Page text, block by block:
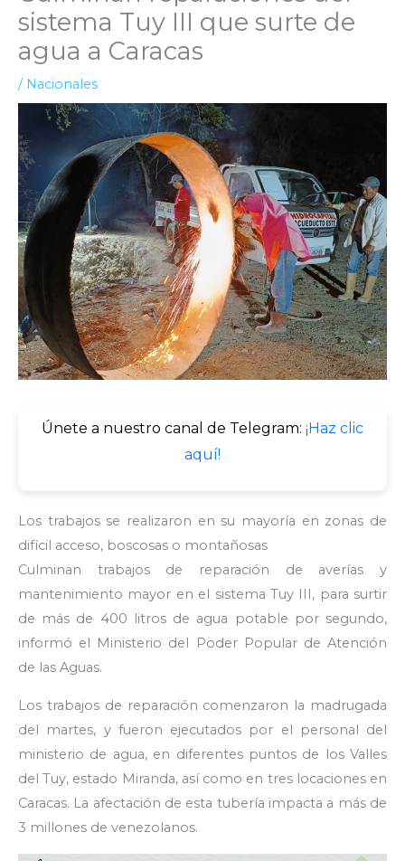
sistema Tuy III que surte de
agua a Caracas
/ Nacionales
Únete a nuestro canal de Telegram: ¡Haz clic
aquí!
Los trabajos se realizaron en su mayoría en zonas de
difícil acceso, boscosas o montañosas
Culminan trabajos de reparación de averías y
mantenimiento mayor en el sistema Tuy III, para surtir
de más de 400 litros de agua potable por segundo,
informó el Ministerio del Poder Popular de Atención
de las Aguas.
Los trabajos de reparación comenzaron la madrugada
del martes, y fueron ejecutados por el personal del
ministerio de agua, en diferentes puntos de los Valles
del Tuy, estado Miranda, así como en tres locaciones en
Caracas. La afectación de esta tubería impacta a más de
3 millones de venezolanos.